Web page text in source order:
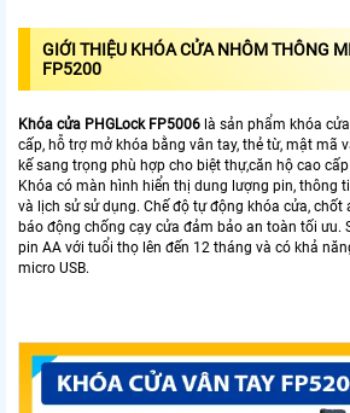
GIỚI THIỆU KHÓA CỬA NHÔM THÔNG
FP5200
Khóa cửa PHGLock FP5006 là sản phẩm khóa
cấp, hỗ trợ mở khóa bằng vân tay, thẻ từ, mật mã
kế sang trọng phù hợp cho biệt thự,căn hộ cao
Khóa có màn hình hiển thị dung lượng pin, thông
và lịch sử sử dụng. Chế độ tự động khóa cửa, chốt
báo động chống cạy cửa đảm bảo an toàn tối ưu.
pin AA với tuổi thọ lên đến 12 tháng và có khả
micro USB.